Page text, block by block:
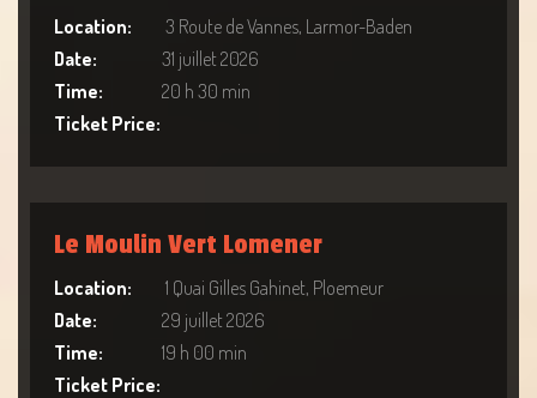
Location:
3 Route de Vannes, Larmor-Baden
Date:
31 juillet 2026
Time:
20 h 30 min
Ticket Price:
Le Moulin Vert Lomener
Location:
1 Quai Gilles Gahinet, Ploemeur
Date:
29 juillet 2026
Time:
19 h 00 min
Ticket Price: